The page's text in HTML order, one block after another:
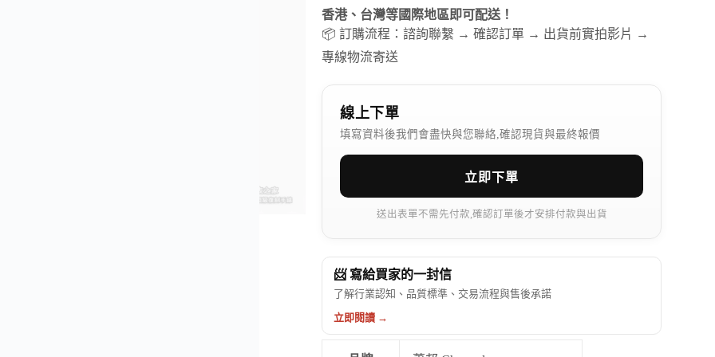
香港、台灣等國際地區即可配送！
📦 訂購流程：諮詢聯繫 → 確認訂單 → 出貨前實拍影片 →
專線物流寄送
線上下單
填寫資料後我們會盡快與您聯絡,確認現貨與最終報價
立即下單
送出表單不需先付款,確認訂單後才安排付款與出貨
📨 寫給買家的一封信
了解行業認知、品質標準、交易流程與售後承諾
立即閱讀 →